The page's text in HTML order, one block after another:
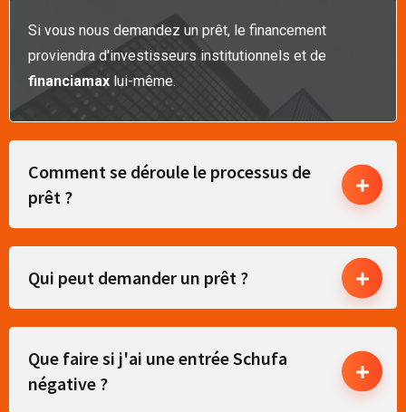
Si vous nous demandez un prêt, le financement
proviendra d'investisseurs institutionnels et de
financiamax lui-même.
Comment se déroule le processus de
prêt ?
Qui peut demander un prêt ?
Que faire si j'ai une entrée Schufa
négative ?